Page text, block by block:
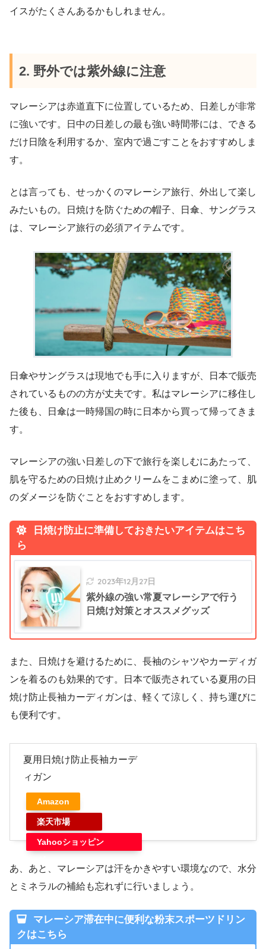
イスがたくさんあるかもしれません。
2. 野外では紫外線に注意
マレーシアは赤道直下に位置しているため、日差しが非常
に強いです。日中の日差しの最も強い時間帯には、できる
だけ日陰を利用するか、室内で過ごすことをおすすめしま
す。
とは言っても、せっかくのマレーシア旅行、外出して楽し
みたいもの。日焼けを防ぐための帽子、日傘、サングラス
は、マレーシア旅行の必須アイテムです。
日傘やサングラスは現地でも手に入りますが、日本で販売
されているものの方が丈夫です。私はマレーシアに移住し
た後も、日傘は一時帰国の時に日本から買って帰ってきま
す。
マレーシアの強い日差しの下で旅行を楽しむにあたって、
肌を守るための日焼け止めクリームをこまめに塗って、肌
のダメージを防ぐことをおすすめします。
日焼け防止に準備しておきたいアイテムはこち
ら
2023年12月27日
紫外線の強い常夏マレーシアで行う
日焼け対策とオススメグッズ
また、日焼けを避けるために、長袖のシャツやカーディガ
ンを着るのも効果的です。日本で販売されている夏用の日
焼け防止長袖カーディガンは、軽くて涼しく、持ち運びに
も便利です。
夏用日焼け防止長袖カーデ
ィガン
Amazon
楽天市場
Yahooショッピン
あ、あと、マレーシアは汗をかきやすい環境なので、水分
とミネラルの補給も忘れずに行いましょう。
マレーシア滞在中に便利な粉末スポーツドリン
クはこちら